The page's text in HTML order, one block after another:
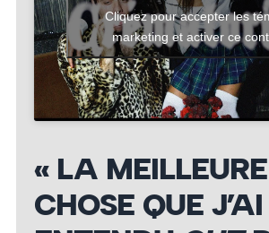
Cliquez pour accepter les
marketing et activer ce
« LA MEILLEURE
CHOSE QUE J’AI